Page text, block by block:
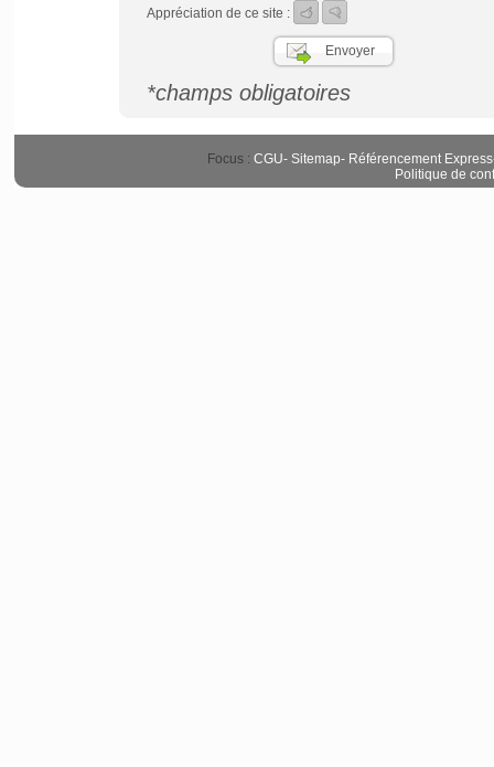
Appréciation de ce site :
*champs obligatoires
Focus : CGU- Sitemap- Référencement Express
Politique de